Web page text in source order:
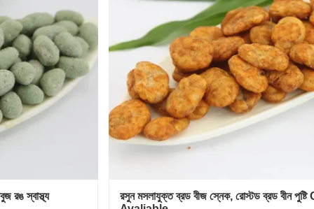
রসুন মসলাযুক্ত ব্রড বীজ স্নেক, রোস্টড ব্রড বীন পুষ্টি COA
সাকিমা